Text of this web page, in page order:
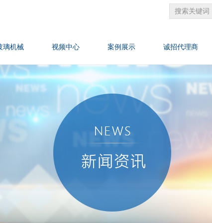
璃机械 视频中心 案例展示 诚招代理商